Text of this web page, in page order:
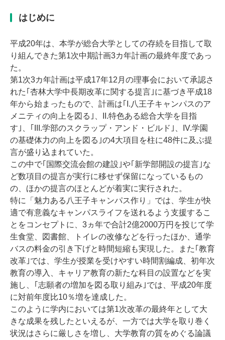
はじめに
平成20年は、本学が総合大学としての存続を目指して取
り組んできた第1次中期計画3カ年計画の最終年度であっ
た。
第1次3カ年計画は平成17年12月の理事会において承認さ
れた｢杏林大学中長期改革に関する提言｣に基づき平成18
年から始まったもので、計画は｢I.八王子キャンパスのア
メニティの向上を図る｣、II.特色ある総合大学を目指
す｣、｢III.学部のスクラップ・アンド・ビルド｣、IV.学園
の基礎体力の向上を図る｣の4大項目を柱に48件に及ぶ提
言が盛り込まれていた。
この中で｢国際交流会館の建設｣や｢新学部開設の提言｣な
ど数項目の提言が実行に移せず保留になっているもの
の、ほかの提言のほとんどが着実に実行された。
特に「魅力ある八王子キャンパス作り」では、学生が快
適で有意義なキャンパスライフを送れるよう支援するこ
とをコンセプトに、3ヵ年で合計2億2000万円を投じて学
生食堂、図書館、トイレの改修などを行ったほか、通学
バスの料金の引き下げと時間短縮も実現した。また｢教育
改革｣では、学生が授業を受けやすい時間割編成、初年次
教育の導入、キャリア教育の新たな科目の設置などを実
施し、｢志願者の増加を図る取り組み｣では、平成20年度
に対前年度比10％増を達成した。
このように学内においては第1次改革の最終年として大
きな成果を残したといえるが、一方では大学を取り巻く
状況はさらに厳しさを増し、大学教育の質をめぐる論議